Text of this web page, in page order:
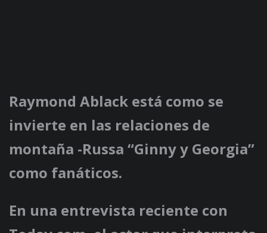
Raymond Ablack está como se
invierte en las relaciones de
montaña -Russa “Ginny y Georgia”
como fanáticos.
En una entrevista reciente con